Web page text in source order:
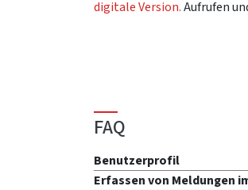
digitale Version.Aufrufen
FAQ
Benutzerprofil
Erfassen von Meldungen